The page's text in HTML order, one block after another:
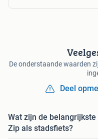
De onderstaande waarden
Deel
Wat zijn de
Zip als stadsfiets?